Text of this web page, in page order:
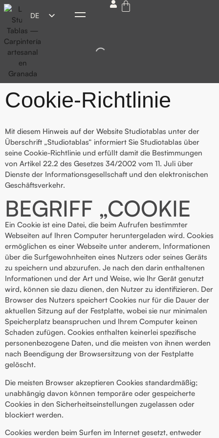
DE
ES
EN
Cookie-Richtlinie
Mit diesem Hinweis auf der Website Studiotablas unter der
Überschrift „Studiotablas“ informiert Sie Studiotablas über
seine Cookie-Richtlinie und erfüllt damit die Bestimmungen
von Artikel 22.2 des Gesetzes 34/2002 vom 11. Juli über
Dienste der Informationsgesellschaft und den elektronischen
Geschäftsverkehr.
BEGRIFF „COOKIE
Ein Cookie ist eine Datei, die beim Aufrufen bestimmter
Webseiten auf Ihren Computer heruntergeladen wird. Cookies
ermöglichen es einer Webseite unter anderem, Informationen
über die Surfgewohnheiten eines Nutzers oder seines Geräts
zu speichern und abzurufen. Je nach den darin enthaltenen
Informationen und der Art und Weise, wie Ihr Gerät genutzt
wird, können sie dazu dienen, den Nutzer zu identifizieren. Der
Browser des Nutzers speichert Cookies nur für die Dauer der
aktuellen Sitzung auf der Festplatte, wobei sie nur minimalen
Speicherplatz beanspruchen und Ihrem Computer keinen
Schaden zufügen. Cookies enthalten keinerlei spezifische
personenbezogene Daten, und die meisten von ihnen werden
nach Beendigung der Browsersitzung von der Festplatte
gelöscht.
Die meisten Browser akzeptieren Cookies standardmäßig;
unabhängig davon können temporäre oder gespeicherte
Cookies in den Sicherheitseinstellungen zugelassen oder
blockiert werden.
Cookies werden beim Surfen im Internet gesetzt, entweder